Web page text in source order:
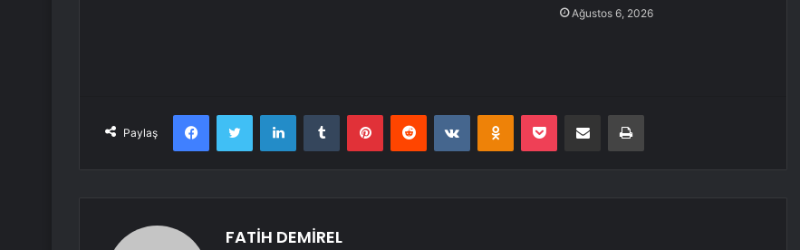
Ağustos 6, 2026
Paylaş
FacebookTwitter LinkedInTumblr PinterestReddit VKontakteOdnoklassniki
Pocket E-Posta ile paylaş Yazdır
FATİH DEMİREL